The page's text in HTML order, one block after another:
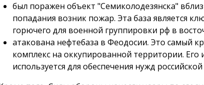
был поражен объект "Семиколодезянска"
попадания возник пожар. Эта база является
горючего для военной группировки рф в
атакована нефтебаза в Феодосии. Это самый
комплекс на оккупированной территории. Его
используется для обеспечения нужд